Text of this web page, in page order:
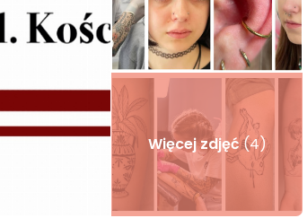
Więcej zdjęć(4)